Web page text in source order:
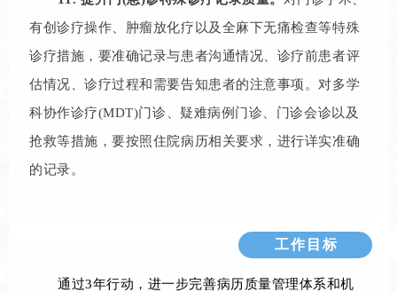
有创诊疗操作、肿瘤放化疗以及全麻下无痛检查等特殊
诊疗措施，要准确记录与患者沟通情况、诊疗前患者评
估情况、诊疗过程和需要告知患者的注意事项。对多学
科协作诊疗(MDT)门诊、疑难病例门诊、门诊会诊以及
抢救等措施，要按照住院病历相关要求，进行详实准确
的记录。
工作目标
通过3年行动，进一步完善病历质量管理体系和机